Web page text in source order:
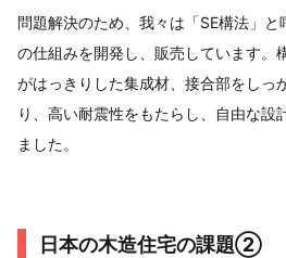
問題解決のため、我々は「SE構法」
の仕組みを開発し、販売しています。
がはっきりした集成材、接合部をしっ
り、高い耐震性をもたらし、自由な設
ました。
日本の木造住宅の課題②